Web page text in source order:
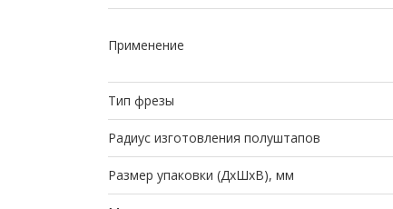
Применение
Тип фрезы
Радиус изготовления полуштапов
Размер упаковки (ДхШхВ), мм